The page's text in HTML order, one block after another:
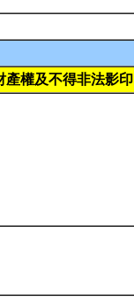
產權及不得非法影印